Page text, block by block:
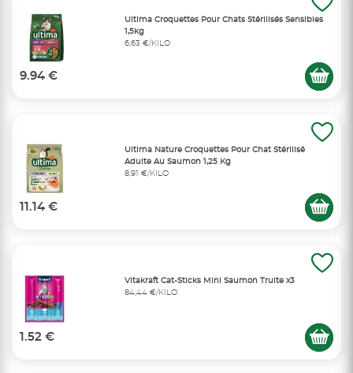
Ultima Croquettes Pour Chats Stérilisés Sensibles
1,5kg
6,63 €/KILO
9.94 €
Ultima Nature Croquettes Pour Chat Stérilisé
Adulte Au Saumon 1,25 Kg
8,91 €/KILO
11.14 €
Vitakraft Cat-Sticks Mini Saumon Truite x3
84,44 €/KILO
1.52 €